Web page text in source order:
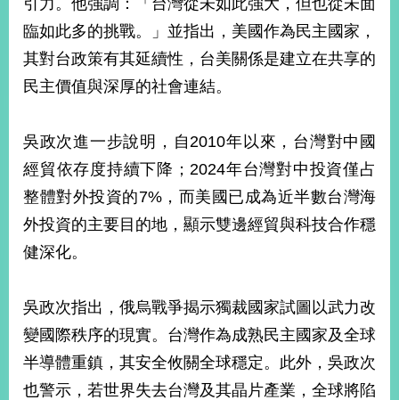
導
覽
關
於
本
部
中
心
外
交
資
訊
國
與
地
引力。他強調：「台灣從未如此強大，但也從未面
臨如此多的挑戰。」並指出，美國作為民主國家，
其對台政策有其延續性，台美關係是建立在共享的
民主價值與深厚的社會連結。
吳政次進一步說明，自2010年以來，台灣對中國
經貿依存度持續下降；2024年台灣對中投資僅占
整體對外投資的7%，而美國已成為近半數台灣海
外投資的主要目的地，顯示雙邊經貿與科技合作穩
健深化。
吳政次指出，俄烏戰爭揭示獨裁國家試圖以武力改
變國際秩序的現實。台灣作為成熟民主國家及全球
半導體重鎮，其安全攸關全球穩定。此外，吳政次
也警示，若世界失去台灣及其晶片產業，全球將陷